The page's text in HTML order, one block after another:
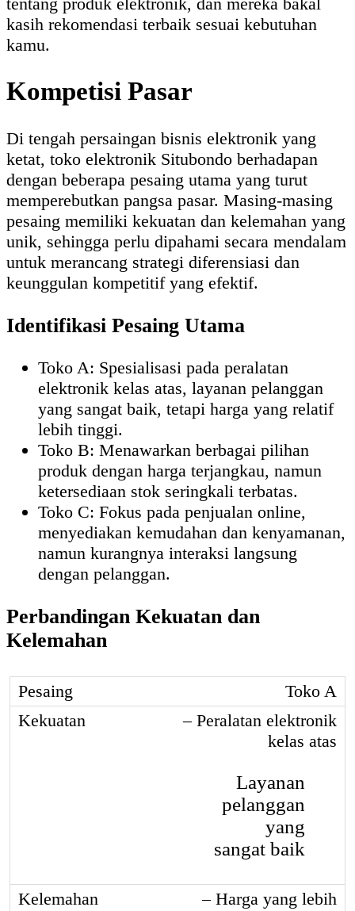
kasih rekomendasi terbaik sesuai kebutuhan
kamu.
Kompetisi Pasar
Di tengah persaingan bisnis elektronik yang
ketat, toko elektronik Situbondo berhadapan
dengan beberapa pesaing utama yang turut
memperebutkan pangsa pasar. Masing-masing
pesaing memiliki kekuatan dan kelemahan yang
unik, sehingga perlu dipahami secara mendalam
untuk merancang strategi diferensiasi dan
keunggulan kompetitif yang efektif.
Identifikasi Pesaing Utama
Toko A: Spesialisasi pada peralatan
elektronik kelas atas, layanan pelanggan
yang sangat baik, tetapi harga yang relatif
lebih tinggi.
Toko B: Menawarkan berbagai pilihan
produk dengan harga terjangkau, namun
ketersediaan stok seringkali terbatas.
Toko C: Fokus pada penjualan online,
menyediakan kemudahan dan kenyamanan,
namun kurangnya interaksi langsung
dengan pelanggan.
Perbandingan Kekuatan dan
Kelemahan
Toko A
– Peralatan elektronik
kelas atas
Layanan
pelanggan
yang
sangat baik
– Harga yang lebih